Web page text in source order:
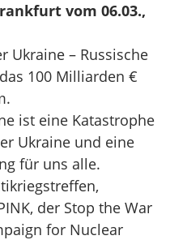
vom 06.03.,
Ukraine – Russische
100 Milliarden €
ist eine Katastrophe
Ukraine und eine
für uns alle.
der Stop the War
for Nuclear